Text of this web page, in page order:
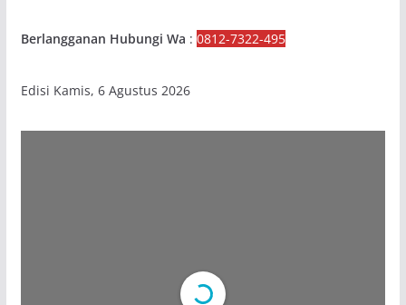
Berlangganan Hubungi Wa : 0812-7322-495
Edisi Kamis, 6 Agustus 2026